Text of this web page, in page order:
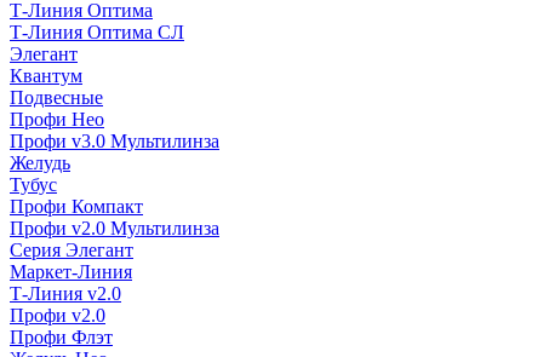
Т-Линия Оптима
Т-Линия Оптима СЛ
Элегант
Квантум
Подвесные
Профи Нео
Профи v3.0 Мультилинза
Желудь
Тубус
Профи Компакт
Профи v2.0 Мультилинза
Серия Элегант
Маркет-Линия
Т-Линия v2.0
Профи v2.0
Профи Флэт